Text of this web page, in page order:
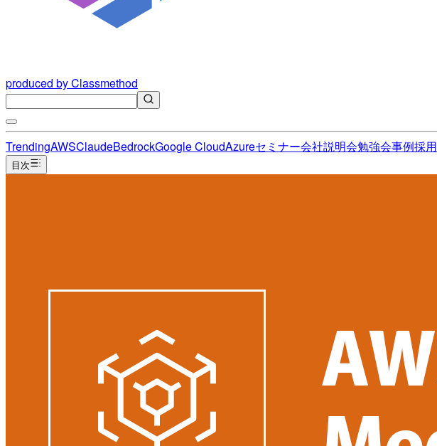
produced by Classmethod
TrendingAWSClaudeBedrockGoogle CloudAzureセミナー会社説明会勉強会事例採用
目次